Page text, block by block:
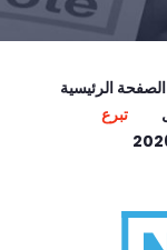
الصفحة الرئيسية
تبرع